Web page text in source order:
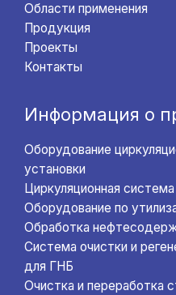
Области применения
Продукция
Проекты
Контакты
Информация о
Оборудование
установки
Циркуляционная система
Оборудование по
Обработка
Система очистки и
для ГНБ
Очистка и переработка